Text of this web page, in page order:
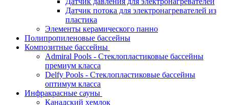
Датчик потока для электронагревателей из
пластика
Элементы керамического панно
Полипропиленовые бассейны
Композитные бассейны
Admiral Pools - Стеклопластиковые бассейны
премиум класса
Delfy Pools - Стеклопластиковые бассейны
оптимум класса
Инфракрасные сауны
Канадский хемлок